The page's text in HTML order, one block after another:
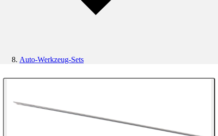
Auto-Werkzeug-Sets